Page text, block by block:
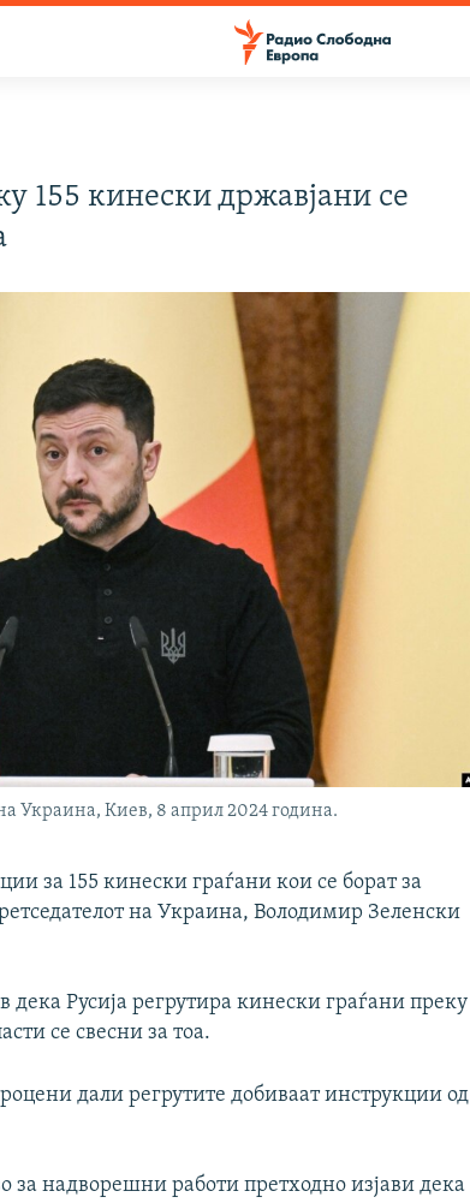
155 кинески државјани се
Украина, Киев, 8 април 2024 година.
за 155 кинески граѓани кои се борат за
на Украина, Володимир Зеленски
Русија регрутира кинески граѓани преку
се свесни за тоа.
дали регрутите добиваат инструкции од
за надворешни работи претходно изјави дека